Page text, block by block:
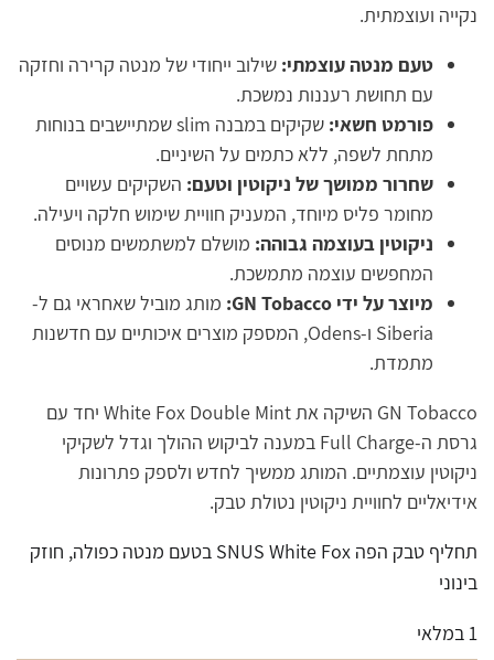
נקייה ועוצמתית.
טעם מנטה עוצמתי: שילוב ייחודי של מנטה קרירה וחזקה
עם תחושת רעננות נמשכת.
פורמט חשאי:
שקיקים במבנה slim שמתיישבים בנוחות
מתחת לשפה, ללא כתמים על השיניים.
שחרור ממושך של ניקוטין וטעם: השקיקים עשויים
מחומר פליס מיוחד, המעניק חוויית שימוש חלקה ויעילה.
ניקוטין בעוצמה גבוהה: מושלם למשתמשים מנוסים
המחפשים עוצמה מתמשכת.
מיוצר על ידי GN Tobacco:
מותג מוביל שאחראי גם ל-
Siberia ו-Odens, המספק מוצרים איכותיים עם חדשנות
מתמדת.
GN Tobacco השיקה את White Fox Double Mint יחד עם
גרסת ה-Full Charge במענה לביקוש ההולך וגדל לשקיקי
ניקוטין עוצמתיים. המותג ממשיך לחדש ולספק פתרונות
אידיאליים לחוויית ניקוטין נטולת טבק.
תחליף טבק הפה SNUS White Fox בטעם מנטה כפולה, חוזק
בינוני
1 במלאי